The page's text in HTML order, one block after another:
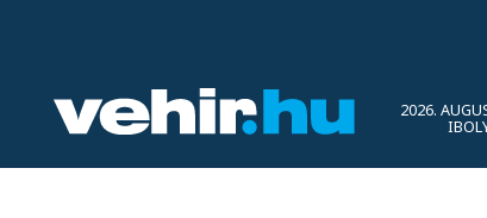
2026.